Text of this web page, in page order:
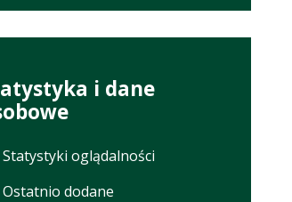
i dane
Statystyki oglądalności
Ostatnio dodane